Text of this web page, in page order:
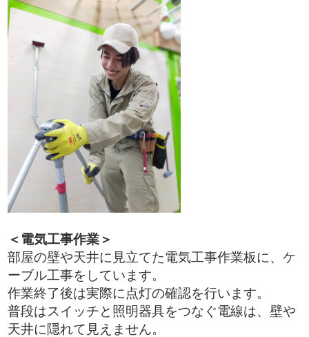
＜電気工事作業＞
部屋の壁や天井に見立てた電気工事作業板に、ケ
ーブル工事をしています。
作業終了後は実際に点灯の確認を行います。
普段はスイッチと照明器具をつなぐ電線は、壁や
天井に隠れて見えません。